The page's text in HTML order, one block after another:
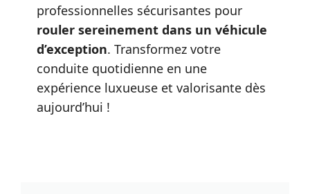
professionnelles sécurisantes pour
rouler sereinement dans un véhicule
d’exception. Transformez votre
conduite quotidienne en une
expérience luxueuse et valorisante dès
aujourd’hui !